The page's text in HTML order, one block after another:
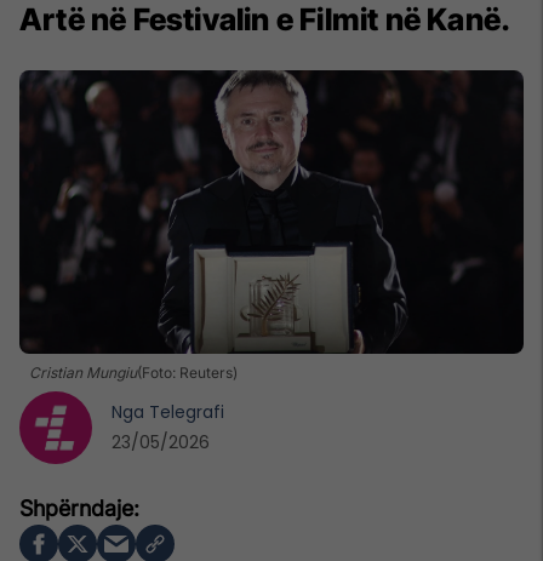
Artë në Festivalin e Filmit në Kanë.
Cristian Mungiu(Foto: Reuters)
Nga Telegrafi
23/05/2026